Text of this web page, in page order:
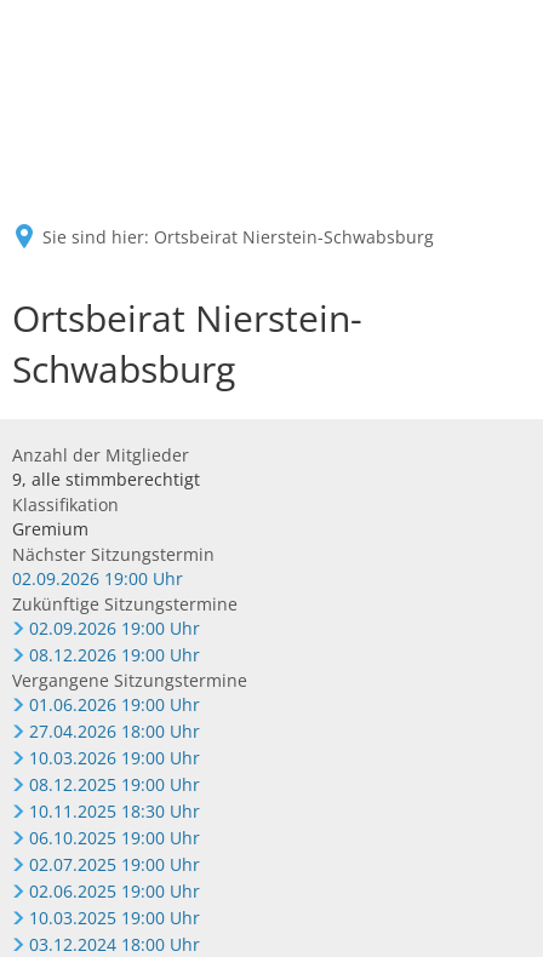
Sie sind hier: Ortsbeirat Nierstein-Schwabsburg
Ortsbeirat Nierstein-
Schwabsburg
Anzahl der Mitglieder
9, alle stimmberechtigt
Klassifikation
Gremium
Nächster Sitzungstermin
02.09.2026 19:00 Uhr
Zukünftige Sitzungstermine
02.09.2026 19:00 Uhr
08.12.2026 19:00 Uhr
Vergangene Sitzungstermine
01.06.2026 19:00 Uhr
27.04.2026 18:00 Uhr
10.03.2026 19:00 Uhr
08.12.2025 19:00 Uhr
10.11.2025 18:30 Uhr
06.10.2025 19:00 Uhr
02.07.2025 19:00 Uhr
02.06.2025 19:00 Uhr
10.03.2025 19:00 Uhr
03.12.2024 18:00 Uhr